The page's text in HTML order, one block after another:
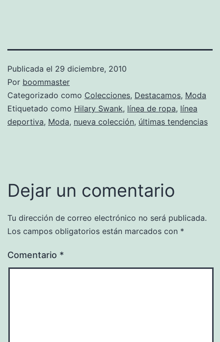
Publicada el 29 diciembre, 2010
Por boommaster
Categorizado como Colecciones, Destacamos, Moda
Etiquetado como Hilary Swank, línea de ropa, línea
deportiva, Moda, nueva colección, últimas tendencias
Dejar un comentario
Tu dirección de correo electrónico no será publicada.
Los campos obligatorios están marcados con *
Comentario *